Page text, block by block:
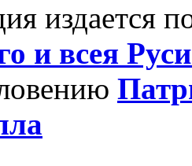
издается
и всея